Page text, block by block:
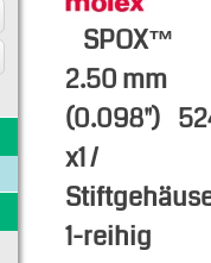
SPOX™
2.50 mm
(0.098")
x1 /
1-reihig